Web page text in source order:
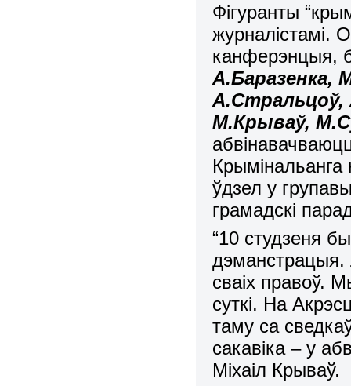
Фiгуранты“
журналiстамi.
канферэнцыя,
А.Баразенка,
А.Стральцоў,
М.Крываў,
абвi
Крымiнальанга
ўдзел у
грамадскі
“10 студзеня
дэманстрацыя.
сваіх правоў.
суткі. На
таму са
сакавіка – у
Міхаіл Крываў.